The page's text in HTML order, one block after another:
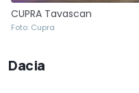
CUPRA Tavascan
Foto: Cupra
Dacia